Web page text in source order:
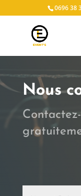
0696 38
Nous